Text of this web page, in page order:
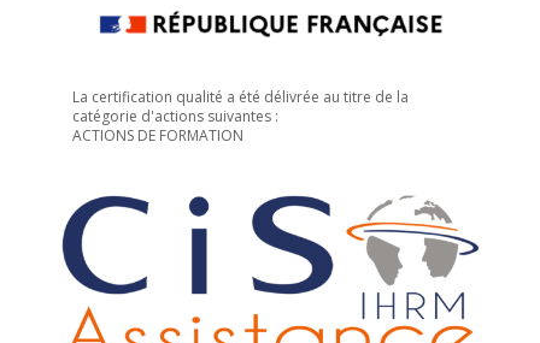
La certification qualité a été délivrée au titre de la
catégorie d'actions suivantes :
ACTIONS DE FORMATION